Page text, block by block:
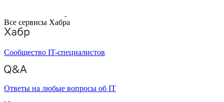
Все сервисы Хабра
Сообщество IT-специалистов
Ответы на любые вопросы об IT